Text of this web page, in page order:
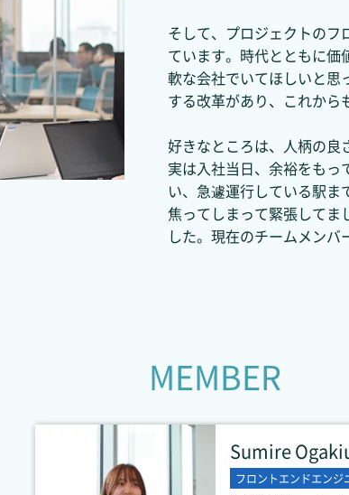
そして、プロジェクトのフ
ています。時代とともに価
軟な会社でいてほしいと思
する改革があり、これから
好きなところは、人柄の良
実は入社当日、余裕をもっ
い、急遽運行している駅
焦ってしまって緊張してま
した。現在のチームメンバ
MEMBER
Sumire
フロントエンドエンジ